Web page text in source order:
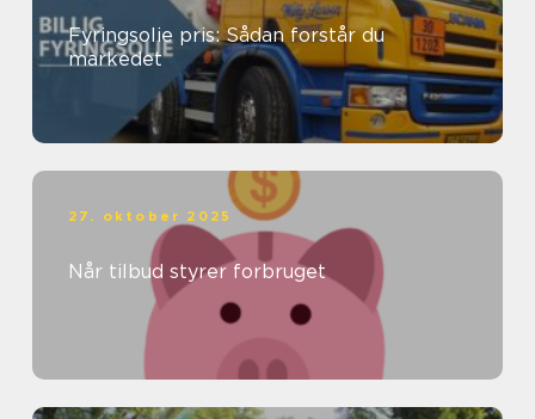
Fyringsolie pris: Sådan forstår du
markedet
27. oktober 2025
Når tilbud styrer forbruget